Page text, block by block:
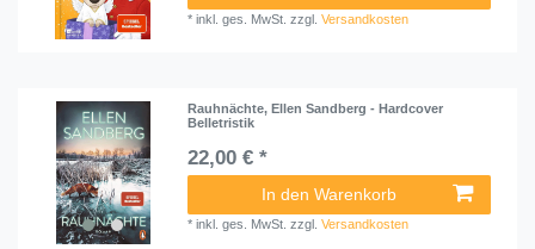
*inkl. ges. MwSt. zzgl.Versandkosten
Rauhnächte, Ellen Sandberg - Hardcover
Belletristik
22,00 € *
In den Warenkorb
*inkl. ges. MwSt. zzgl.Versandkosten